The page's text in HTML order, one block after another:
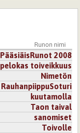
Runon nimi
PääsiäisRunot 2008
pelokas toiveikkuus
Nimetön
RauhanpiippuSoturi
kuutamolla
Taon taival
sanomiset
Toivolle